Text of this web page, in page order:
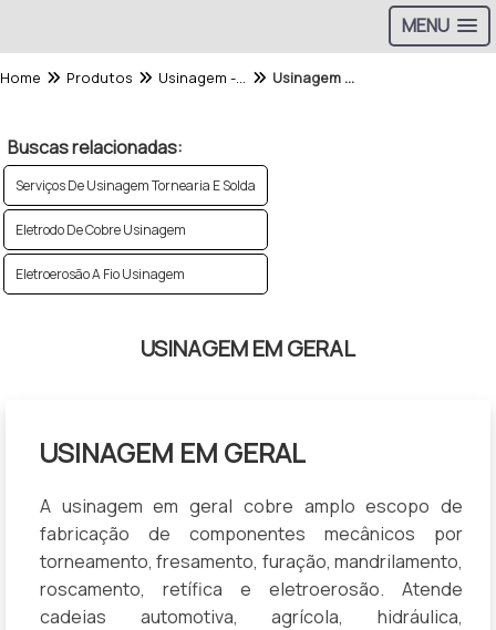
MENU
Home Produtos Usinagem - Categoria Usinagem Em Geral
Buscas relacionadas:
Serviços De Usinagem Tornearia E Solda
Eletrodo De Cobre Usinagem
Eletroerosão A Fio Usinagem
USINAGEM EM GERAL
USINAGEM EM GERAL
A usinagem em geral cobre amplo escopo de
fabricação de componentes mecânicos por
torneamento, fresamento, furação, mandrilamento,
roscamento, retífica e eletroerosão. Atende
cadeias automotiva, agrícola, hidráulica,